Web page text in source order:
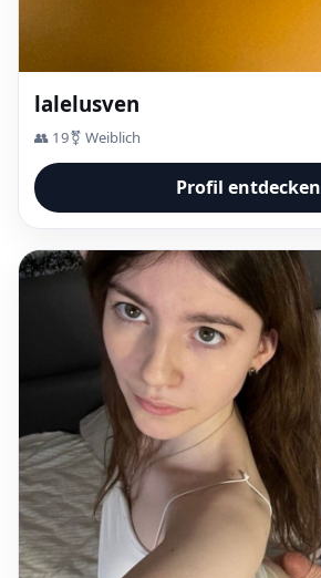
lalelusven
👥 19⚧ Weiblich
Profil entdecken